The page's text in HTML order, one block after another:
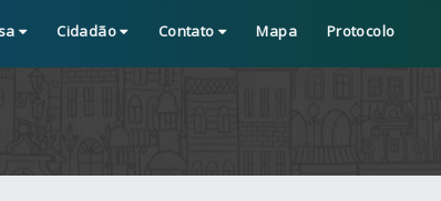
Cidadão Contato Mapa Protocolo